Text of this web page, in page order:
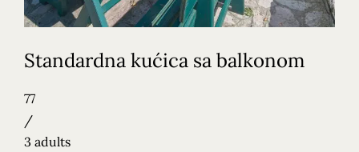
Standardna kućica sa balkonom
77
/
3 adults